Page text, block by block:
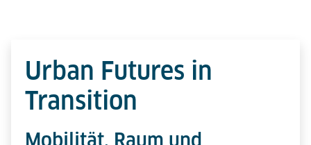
Urban Futures in
Transition
Mobilität, Raum und